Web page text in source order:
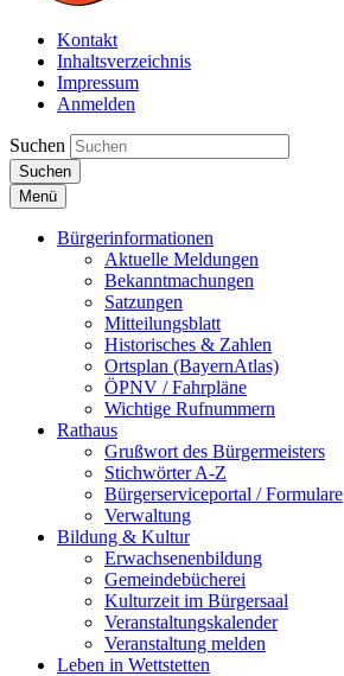
Kontakt
Inhaltsverzeichnis
Impressum
Anmelden
Suchen
Suchen
Menü
Bürgerinformationen
Aktuelle Meldungen
Bekanntmachungen
Satzungen
Mitteilungsblatt
Historisches & Zahlen
Ortsplan (BayernAtlas)
ÖPNV / Fahrpläne
Wichtige Rufnummern
Rathaus
Grußwort des Bürgermeisters
Stichwörter A-Z
Bürgerserviceportal / Formulare
Verwaltung
Bildung & Kultur
Erwachsenenbildung
Gemeindebücherei
Kulturzeit im Bürgersaal
Veranstaltungskalender
Veranstaltung melden
Leben in Wettstetten